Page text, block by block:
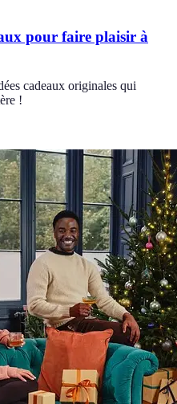
pour faire plaisir à
cadeaux originales qui
!